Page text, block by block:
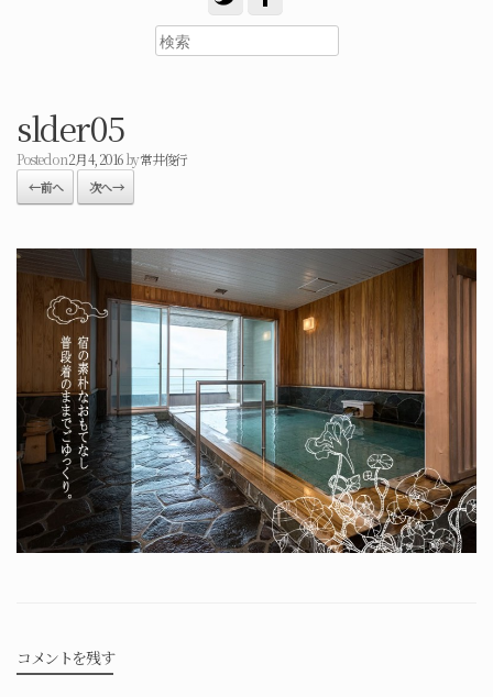
slder05
Posted on2月 4, 2016by常井俊行
← 前へ 次へ →
コメントを残す